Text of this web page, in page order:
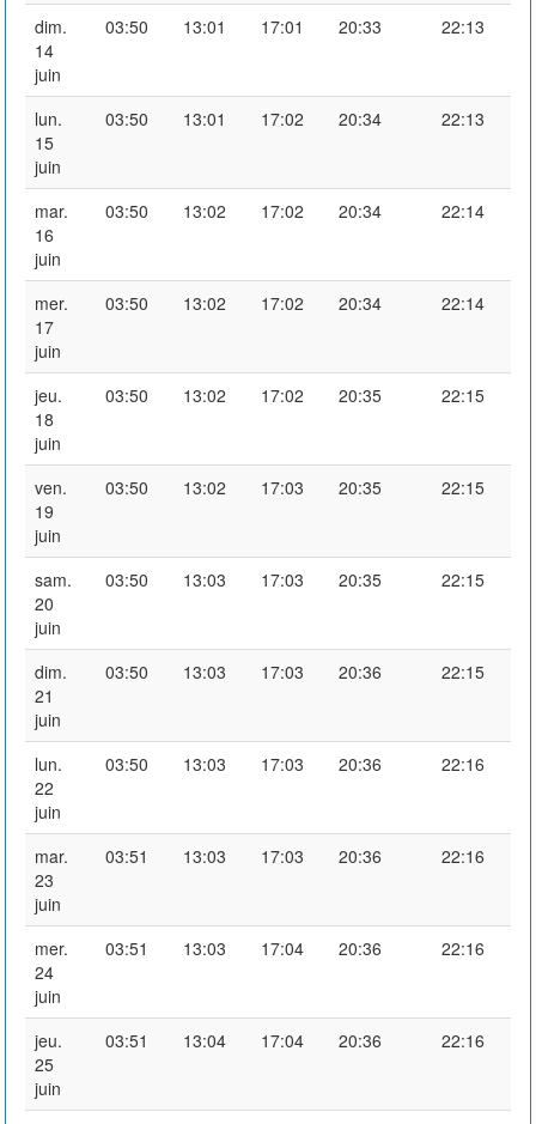
dim.
14
juin
03:50 13:01 17:01 20:33 22:13
lun.
15
juin
03:50 13:01 17:02 20:34 22:13
mar.
16
juin
03:50 13:02 17:02 20:34 22:14
mer.
17
juin
03:50 13:02 17:02 20:34 22:14
jeu.
18
juin
03:50 13:02 17:02 20:35 22:15
ven.
19
juin
03:50 13:02 17:03 20:35 22:15
sam.
20
juin
03:50 13:03 17:03 20:35 22:15
dim.
21
juin
03:50 13:03 17:03 20:36 22:15
lun.
22
juin
03:50 13:03 17:03 20:36 22:16
mar.
23
juin
03:51 13:03 17:03 20:36 22:16
mer.
24
juin
03:51 13:03 17:04 20:36 22:16
jeu.
25
juin
03:51 13:04 17:04 20:36 22:16